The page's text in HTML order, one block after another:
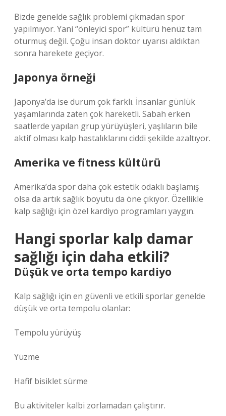
Bizde genelde sağlık problemi çıkmadan spor
yapılmıyor. Yani “önleyici spor” kültürü henüz tam
oturmuş değil. Çoğu insan doktor uyarısı aldıktan
sonra harekete geçiyor.
Japonya örneği
Japonya’da ise durum çok farklı. İnsanlar günlük
yaşamlarında zaten çok hareketli. Sabah erken
saatlerde yapılan grup yürüyüşleri, yaşlıların bile
aktif olması kalp hastalıklarını ciddi şekilde azaltıyor.
Amerika ve fitness kültürü
Amerika’da spor daha çok estetik odaklı başlamış
olsa da artık sağlık boyutu da öne çıkıyor. Özellikle
kalp sağlığı için özel kardiyo programları yaygın.
Hangi sporlar kalp damar
sağlığı için daha etkili?
Düşük ve orta tempo kardiyo
Kalp sağlığı için en güvenli ve etkili sporlar genelde
düşük ve orta tempolu olanlar:
Tempolu yürüyüş
Yüzme
Hafif bisiklet sürme
Bu aktiviteler kalbi zorlamadan çalıştırır.